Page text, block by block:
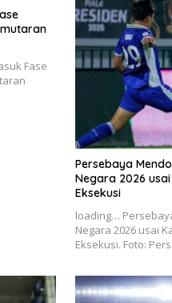
Fase
Persebaya
Negara 2026
Eksekusi
loading…
Negara 2026 usai
Eksekusi. Foto: